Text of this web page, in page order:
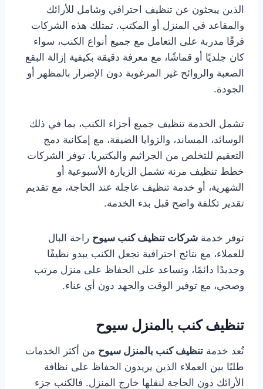
الذين يبحثون عن تنظيف احترافي وشامل للأرائك
والمقاعد في المنزل أو المكتب. تمتلك هذه الشركات
فرقًا مدربة على التعامل مع جميع أنواع الكنب، سواء
كان جلديًا أو قماشًا، مع معرفة دقيقة بكيفية إزالة البقع
الصعبة والروائح غير المرغوبة دون الإضرار بالمظهر أو
الجودة.
تشمل الخدمة تنظيف جميع أجزاء الكنب، بما في ذلك
الوسائد، المساند، والزوايا الضيقة، مع إمكانية دمج
التعقيم للتخلص من الجراثيم والبكتيريا. توفر الشركات
خطط تنظيف مرنة تشمل الزيارة الأسبوعية أو
الشهرية، أو خدمة تنظيف عاجلة عند الحاجة، مع تقديم
تقدير تكلفة واضح قبل بدء الخدمة.
توفر خدمة شركات تنظيف كنب سيوح راحة البال
للعملاء، مع نتائج احترافية تجعل الكنب يبدو نظيفًا
وجديدًا دائمًا، وتساعد على الحفاظ على منزل مرتب
وصحي، مع توفير الوقت والجهد دون أي عناء.
تنظيف كنب بالمنزل سيوح
تُعد خدمة تنظيف كنب بالمنزل سيوح من أكثر الخدمات
طلبًا بين العملاء الذين يريدون الحفاظ على نظافة
الأرائك دون الحاجة لنقلها خارج المنزل. فالكنب جزء